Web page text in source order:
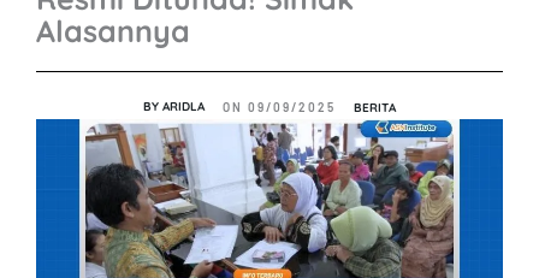
Alasannya
BY ARIDLA ON 09/09/2025 BERITA